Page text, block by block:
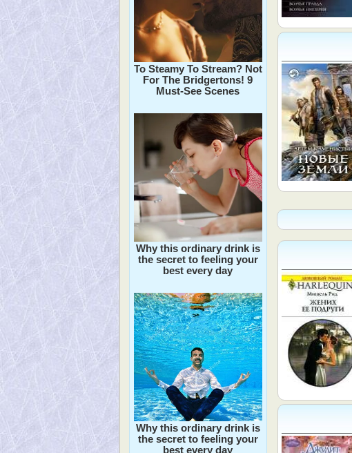
To Steamy To Stream? Not
For The Bridgertons! 9
Must-See Scenes
Why this ordinary drink is
the secret to feeling your
best every day
Why this ordinary drink is
the secret to feeling your
best every day